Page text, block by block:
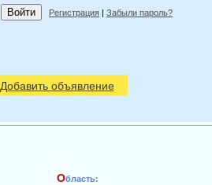
Регистрация | Забыли пароль?
Добавить объявление
Область: